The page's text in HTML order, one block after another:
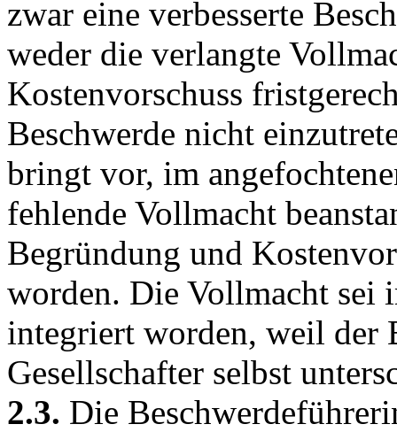
zwar eine verbesserte
weder die verlangte
Kostenvorschuss
Beschwerde nicht
bringt vor, im
fehlende Vollmacht
Begründung und
worden. Die Vollmacht sei
integriert worden, weil der
Gesellschafter selbst
2.3. Die